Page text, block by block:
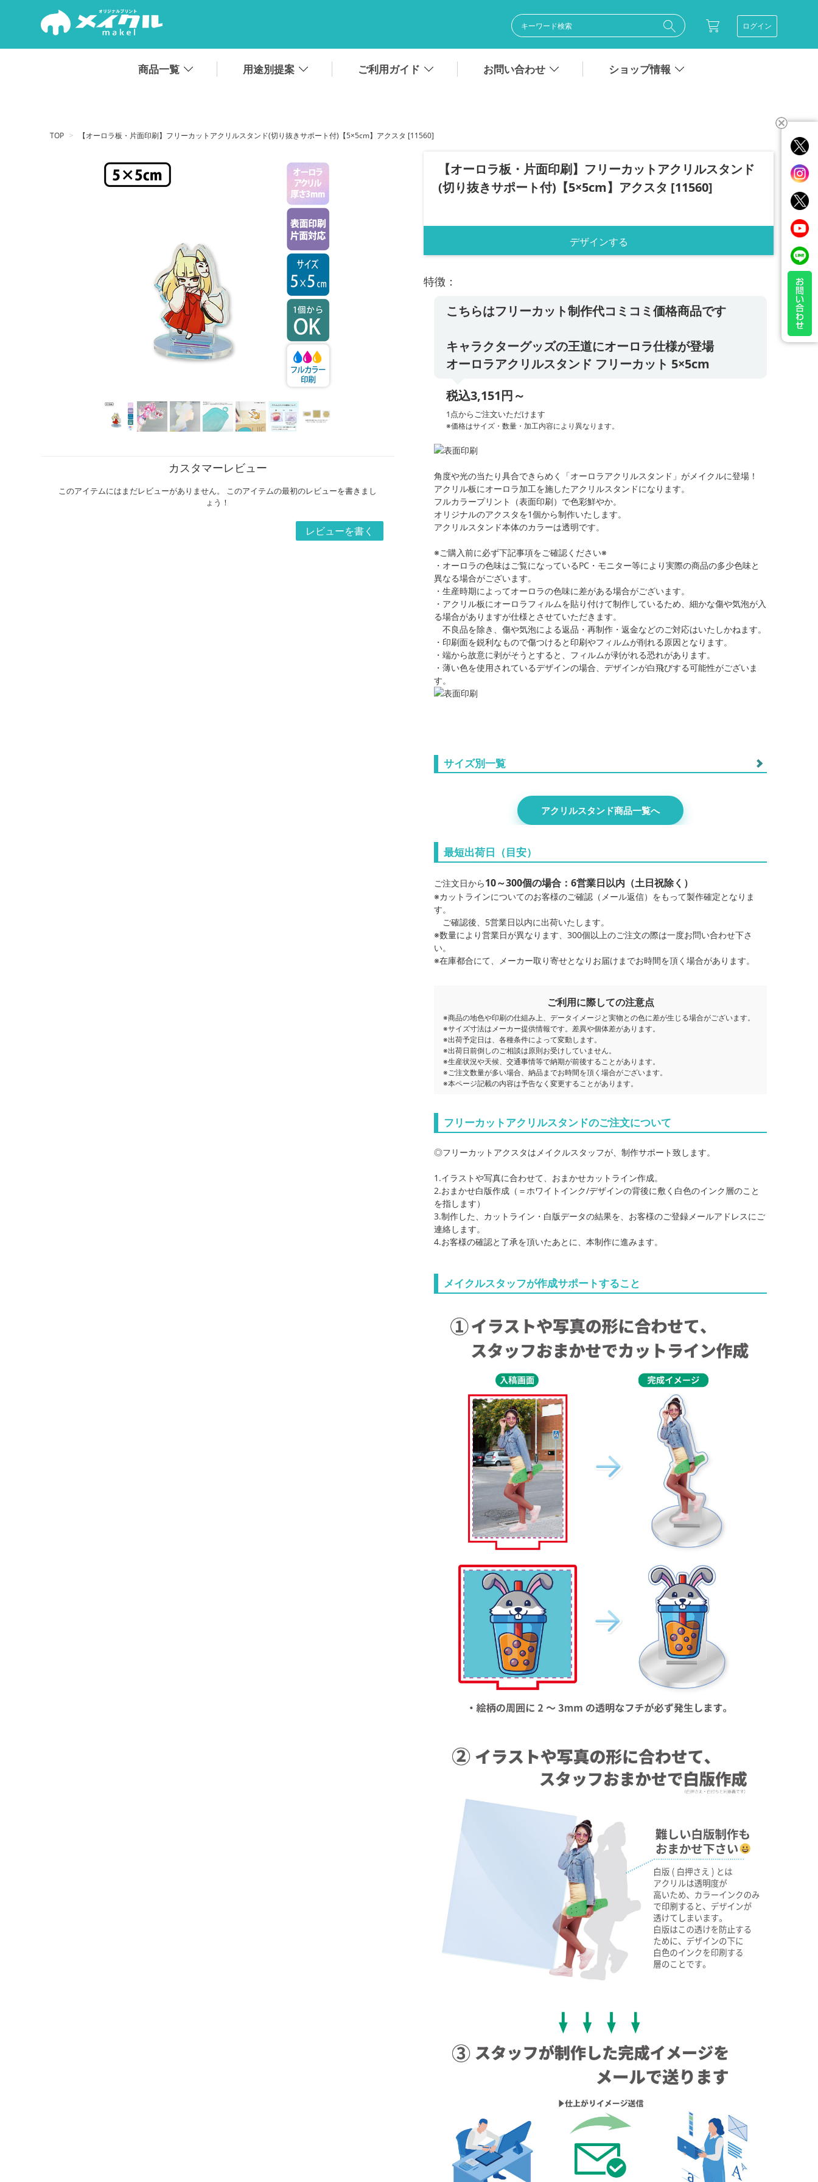
ログイン
商品一覧 用途別提案 ご利用ガイド お問い合わせ ショップ情報
TOP 【オーロラ板・片面印刷】フリーカットアクリルスタンド(切り抜きサポート付)【5×5cm】アクスタ [11560]
【オーロラ板・片面印刷】フリーカットアクリルスタンド
(切り抜きサポート付)【5×5cm】アクスタ [11560]
デザインする
特徴：
こちらはフリーカット制作代コミコミ価格商品です
キャラクターグッズの王道にオーロラ仕様が登場
オーロラアクリルスタンド フリーカット 5×5cm
税込3,151円～
1点からご注文いただけます
※価格はサイズ・数量・加工内容により異なります。
角度や光の当たり具合できらめく「オーロラアクリルスタンド」がメイクルに登場！
アクリル板にオーロラ加工を施したアクリルスタンドになります。
フルカラープリント（表面印刷）で色彩鮮やか。
オリジナルのアクスタを1個から制作いたします。
アクリルスタンド本体のカラーは透明です。
※ご購入前に必ず下記事項をご確認ください※
・オーロラの色味はご覧になっているPC・モニター等により実際の商品の多少色味と
異なる場合がございます。
・生産時期によってオーロラの色味に差がある場合がございます。
・アクリル板にオーロラフィルムを貼り付けて制作しているため、細かな傷や気泡が入
る場合がありますが仕様とさせていただきます。
不良品を除き、傷や気泡による返品・再制作・返金などのご対応はいたしかねます。
・印刷面を鋭利なもので傷つけると印刷やフィルムが削れる原因となります。
・端から故意に剥がそうとすると、フィルムが剥がれる恐れがあります。
・薄い色を使用されているデザインの場合、デザインが白飛びする可能性がございま
す。
サイズ別一覧
オーロラフリーカットアクスタ・5
×5cm
オーロラフリーカットアクスタ・5
×7.5cm
オーロラフリーカットアクスタ・
7.5×7.5cm
オーロラフリーカットアクスタ・1
0×10cm
オーロラフリーカットアクスタ・1
0×12cm
オーロラフリーカットアクスタ・1
オーロラフリーカットアクスタ・1
アクリルスタンド商品一覧へ
最短出荷日（目安）
ご注文日から10～300個の場合：6営業日以内（土日祝除く）
※カットラインについてのお客様のご確認（メール返信）をもって製作確定となりま
す。
ご確認後、5営業日以内に出荷いたします。
※数量により営業日が異なります、300個以上のご注文の際は一度お問い合わせ下さ
い。
※在庫都合にて、メーカー取り寄せとなりお届けまでお時間を頂く場合があります。
ご利用に際しての注意点
※商品の地色や印刷の仕組み上、データイメージと実物との色に差が生じる場合がございます。
※サイズ寸法はメーカー提供情報です。差異や個体差があります。
※出荷予定日は、各種条件によって変動します。
※出荷日前倒しのご相談は原則お受けしていません。
※生産状況や天候、交通事情等で納期が前後することがあります。
※ご注文数量が多い場合、納品までお時間を頂く場合がございます。
※本ページ記載の内容は予告なく変更することがあります。
フリーカットアクリルスタンドのご注文について
◎フリーカットアクスタはメイクルスタッフが、制作サポート致します。
1.イラストや写真に合わせて、おまかせカットライン作成。
2.おまかせ白版作成（＝ホワイトインク/デザインの背後に敷く白色のインク層のこと
を指します）
3.制作した、カットライン・白版データの結果を、お客様のご登録メールアドレスにご
連絡します。
4.お客様の確認と了承を頂いたあとに、本制作に進みます。
メイクルスタッフが作成サポートすること
カスタマーレビュー
このアイテムにはまだレビューがありません。 このアイテムの最初のレビューを書きまし
ょう！
レビューを書く